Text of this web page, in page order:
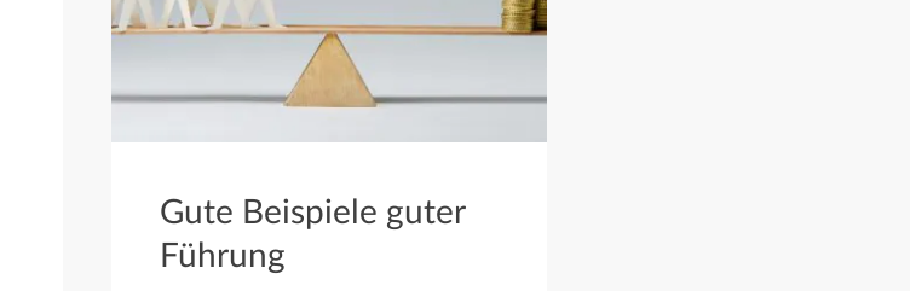
Gute Beispiele guter
Führung